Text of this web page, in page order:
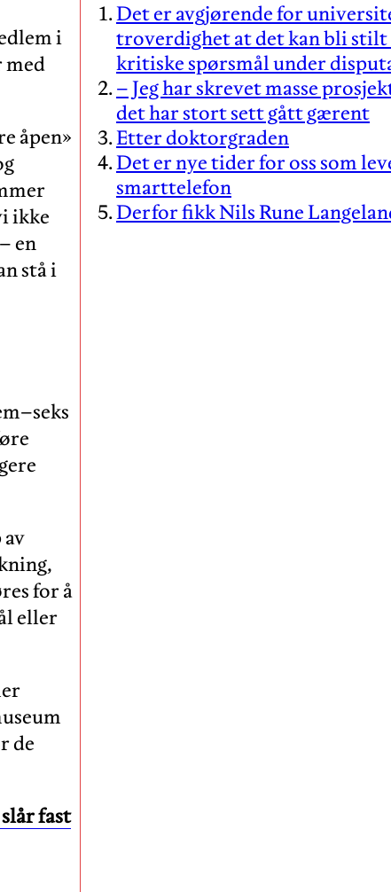
i
med
åpen»
ikke
en
stå i
for å
eller
de
fast
Det er avgjørende for
troverdighet at det kan bli
kritiske spørsmål under
– Jeg har skrevet masse
det har stort sett gått gærent
Etter doktorgraden
Det er nye tider for oss som
smarttelefon
Derfor fikk Nils Rune